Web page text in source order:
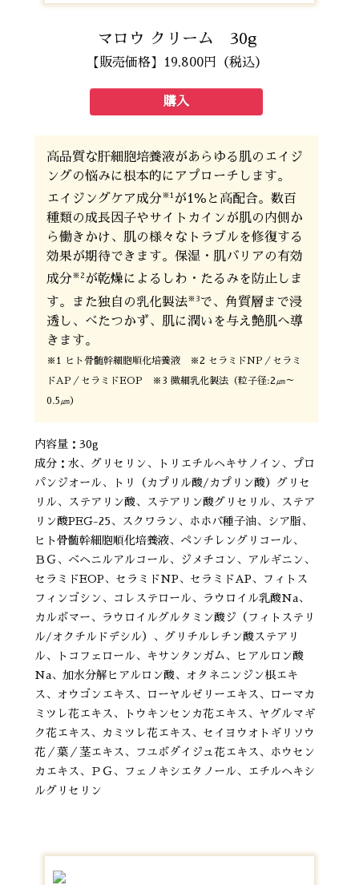
マロウ クリーム 30g
【販売価格】19,800円（税込）
購入
高品質な肝細胞培養液があらゆる肌のエイジ
ングの悩みに根本的にアプローチします。
エイジングケア成分 ※1 が1％と高配合。数百
種類の成長因子やサイトカインが肌の内側か
ら働きかけ、肌の様々なトラブルを修復する
効果が期待できます。保湿・肌バリアの有効
成分 ※2 が乾燥によるしわ・たるみを防止しま
す。また独自の乳化製法※3で、角質層まで浸
透し、べたつかず、肌に潤いを与え艶肌へ導
きます。
※1 ヒト骨髄幹細胞順化培養液 ※2 セラミドNP／セラミ
ドAP／セラミドEOP ※3 微細乳化製法（粒子径:2㎛～
0.5㎛）
内容量：30g
成分：水、グリセリン、トリエチルヘキサノイン、プロ
パンジオール、トリ（カプリル酸/カプリン酸）グリセ
リル、ステアリン酸、ステアリン酸グリセリル、ステア
リン酸PEG-25、スクワラン、ホホバ種子油、シア脂、
ヒト骨髄幹細胞順化培養液、ペンチレングリコール、
ＢＧ、ベヘニルアルコール、ジメチコン、アルギニン、
セラミドEOP、セラミドNP、セラミドAP、フィトス
フィンゴシン、コレステロール、ラウロイル乳酸Na、
カルボマー、ラウロイルグルタミン酸ジ（フィトステリ
ル/オクチルドデシル）、グリチルレチン酸ステアリ
ル、トコフェロール、キサンタンガム、ヒアルロン酸
Na、加水分解ヒアルロン酸、オタネニンジン根エキ
ス、オウゴンエキス、ローヤルゼリーエキス、ローマカ
ミツレ花エキス、トウキンセンカ花エキス、ヤグルマギ
ク花エキス、カミツレ花エキス、セイヨウオトギリソウ
花／葉／茎エキス、フユボダイジュ花エキス、ホウセン
カエキス、ＰＧ、フェノキシエタノール、エチルヘキシ
ルグリセリン